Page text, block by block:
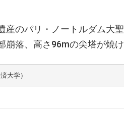
のパリ・ノートルダム大
崩落、高さ96mの尖塔が焼け
済大学）